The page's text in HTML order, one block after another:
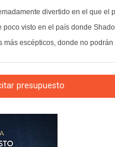
divertido en el que
poco visto en el país donde
más escépticos, donde no
presupuesto